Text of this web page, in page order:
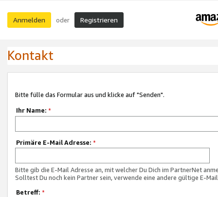
Anmelden oder Registrieren
Kontakt
Bitte fülle das Formular aus und klicke auf "Senden".
Ihr Name: *
Primäre E-Mail Adresse: *
Bitte gib die E-Mail Adresse an, mit welcher Du Dich im PartnerNet
Solltest Du noch kein Partner sein, verwende eine andere gültige E-
Betreff: *